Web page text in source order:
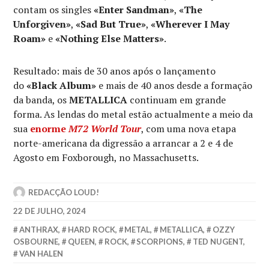
contam os singles«Enter Sandman»,«The
Unforgiven»,«Sad But True»,«Wherever I May
Roam» e«Nothing Else Matters».
Resultado: mais de 30 anos após o lançamento
do«Black Album» e mais de 40 anos desde a formação
da banda, osMETALLICA continuam em grande
forma. As lendas do metal estão actualmente a meio da
sua enormeM72 World Tour, com uma nova etapa
norte-americana da digressão a arrancar a 2 e 4 de
Agosto em Foxborough, no Massachusetts.
REDACÇÃO LOUD!
22 DE JULHO, 2024
ANTHRAX, HARD ROCK, METAL, METALLICA,
OZZY
OSBOURNE, QUEEN, ROCK, SCORPIONS, TED NUGENT,
VAN HALEN